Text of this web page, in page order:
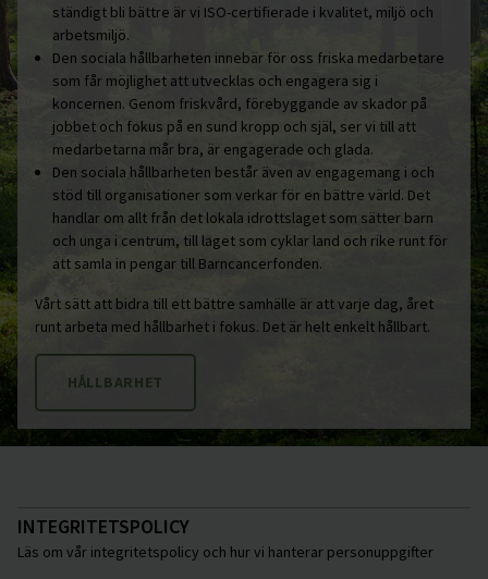
ständigt bli bättre är vi ISO-certifierade i kvalitet, miljö och
arbetsmiljö.
Den sociala hållbarheten innebär för oss friska medarbetare
som får möjlighet att utvecklas och engagera sig i
koncernen. Genom friskvård, förebyggande av skador på
jobbet och fokus på en sund kropp och själ, ser vi till att
medarbetarna mår bra, är engagerade och glada.
Den sociala hållbarheten består även av engagemang i och
stöd till organisationer som verkar för en bättre värld. Det
handlar om allt från det lokala idrottslaget som sätter barn
och unga i centrum, till laget som cyklar land och rike runt för
att samla in pengar till Barncancerfonden.
Vårt sätt att bidra till ett bättre samhälle är att varje dag, året
runt arbeta med hållbarhet i fokus. Det är helt enkelt hållbart.
HÅLLBARHET
INTEGRITETSPOLICY
Läs om vår integritetspolicy och hur vi hanterar personuppgifter